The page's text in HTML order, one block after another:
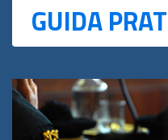
GUIDA